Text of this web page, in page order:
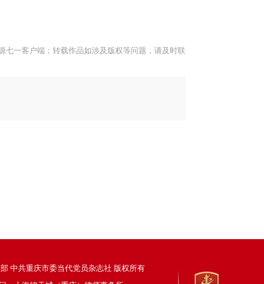
一客户端；转载作品如涉及版权等问题，请及时联
中共重庆市委当代党员杂志社 版权所有